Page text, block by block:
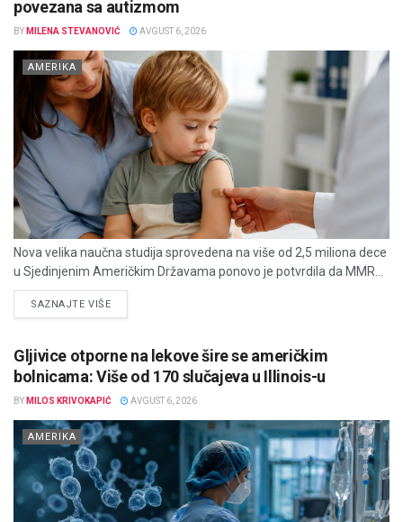
povezana sa autizmom
BY MILENA STEVANOVIĆ AVGUST 6, 2026
AMERIKA
Nova velika naučna studija sprovedena na više od 2,5 miliona dece
u Sjedinjenim Američkim Državama ponovo je potvrdila da MMR...
SAZNAJTE VIŠEDETAILS
Gljivice otporne na lekove šire se američkim
bolnicama: Više od 170 slučajeva u Illinois-u
BY MILOS KRIVOKAPIĆ AVGUST 6, 2026
AMERIKA